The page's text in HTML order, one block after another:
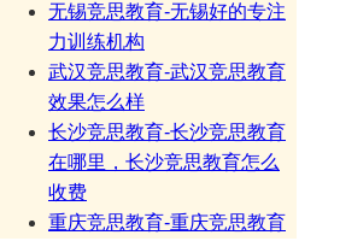
无锡竞思教育-无锡好的专注
力训练机构
武汉竞思教育-武汉竞思教育
效果怎么样
长沙竞思教育-长沙竞思教育
在哪里，长沙竞思教育怎么
收费
重庆竞思教育-重庆竞思教育